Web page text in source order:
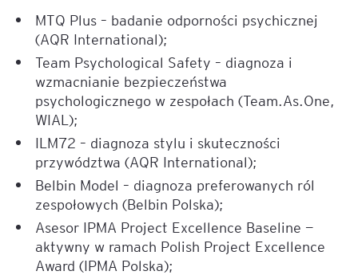
MTQ Plus – badanie odporności psychicznej
(AQR International);
Team Psychological Safety – diagnoza i
wzmacnianie bezpieczeństwa
psychologicznego w zespołach (Team.As.One,
WIAL);
ILM72 – diagnoza stylu i skuteczności
przywództwa (AQR International);
Belbin Model – diagnoza preferowanych ról
zespołowych (Belbin Polska);
Asesor IPMA Project Excellence Baseline —
aktywny w ramach Polish Project Excellence
Award (IPMA Polska);